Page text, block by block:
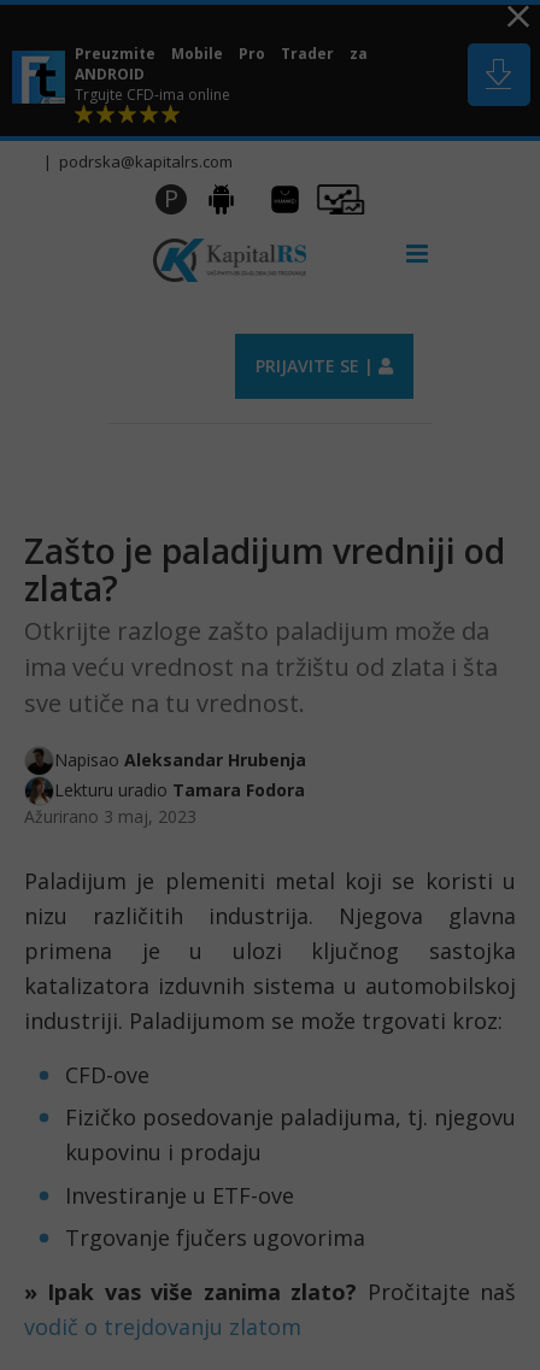
Skip
content
Preuzmite Mobile Pro Trader za
ANDROID
Trgujte CFD-ima online
| podrska@kapitalrs.com
P Android
Huawei
AppGallery
Pro
Trader
PRIJAVITE SE |
Zašto je paladijum vredniji od
zlata?
Otkrijte razloge zašto paladijum može da
ima veću vrednost na tržištu od zlata i šta
sve utiče na tu vrednost.
Napisao Aleksandar Hrubenja
Lekturu uradio Tamara Fodora
Ažurirano 3 maj, 2023
Paladijum je plemeniti metal koji se koristi u
nizu različitih industrija. Njegova glavna
primena je u ulozi ključnog sastojka
katalizatora izduvnih sistema u automobilskoj
industriji. Paladijumom se može trgovati kroz:
CFD-ove
Fizičko posedovanje paladijuma, tj. njegovu
kupovinu i prodaju
Investiranje u ETF-ove
Trgovanje fjučers ugovorima
» Ipak vas više zanima zlato?
vodič o trejdovanju zlatom